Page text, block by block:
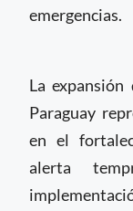
emergencias.
La
Paraguay
en el
alerta